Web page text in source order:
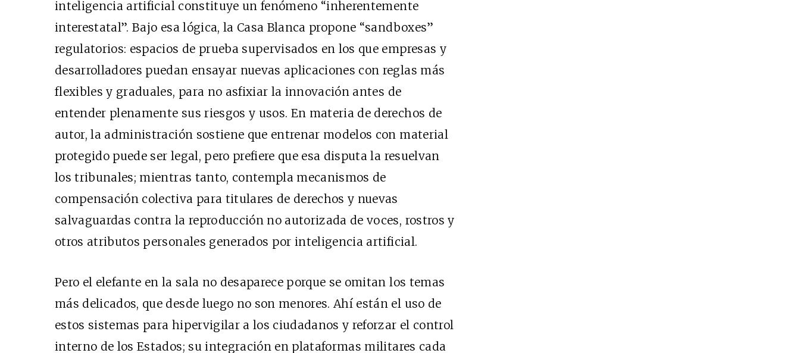
inteligencia artificial constituye un fenómeno “inherentemente
interestatal”. Bajo esa lógica, la Casa Blanca propone “sandboxes”
regulatorios: espacios de prueba supervisados en los que empresas y
desarrolladores puedan ensayar nuevas aplicaciones con reglas más
flexibles y graduales, para no asfixiar la innovación antes de
entender plenamente sus riesgos y usos. En materia de derechos de
autor, la administración sostiene que entrenar modelos con material
protegido puede ser legal, pero prefiere que esa disputa la resuelvan
los tribunales; mientras tanto, contempla mecanismos de
compensación colectiva para titulares de derechos y nuevas
salvaguardas contra la reproducción no autorizada de voces, rostros y
otros atributos personales generados por inteligencia artificial.
Pero el elefante en la sala no desaparece porque se omitan los temas
más delicados, que desde luego no son menores. Ahí están el uso de
estos sistemas para hipervigilar a los ciudadanos y reforzar el control
interno de los Estados; su integración en plataformas militares cada